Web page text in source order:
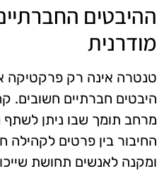
ההיבטים
מודרנית
טנטרה אינה רק פרקטיקה
היבטים חברתיים חשובים.
מרחב תומך שבו ניתן לשתף
החיבור בין פרטים לקהילה
ומקנה לאנשים תחושת